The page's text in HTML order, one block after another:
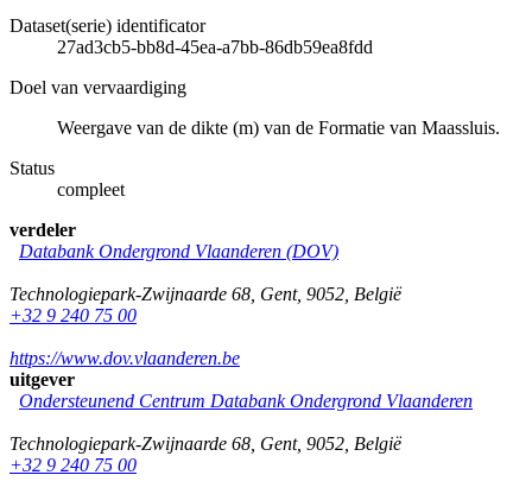
Dataset(serie) identificator
27ad3cb5-bb8d-45ea-a7bb-86db59ea8fdd
Doel van vervaardiging
Weergave van de dikte (m) van de Formatie van Maassluis.
Status
compleet
verdeler
Databank Ondergrond Vlaanderen (DOV)
Technologiepark-Zwijnaarde 68 Gent, 9052 België
+32 9 240 75 00
https://www.dov.vlaanderen.be
uitgever
Ondersteunend Centrum Databank Ondergrond Vlaanderen
Technologiepark-Zwijnaarde 68 Gent, 9052 België
+32 9 240 75 00